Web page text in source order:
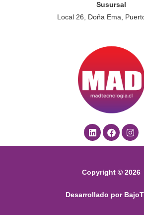
Susursal
Local 26, Doña Ema,
L
i
n
d
i
F
a
c
o
I
n
s
g
m
Copyright © 2026
Desarrollado por